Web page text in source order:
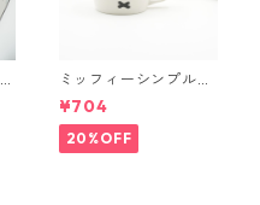
ミッフィーシンプルフ
ェイス マグ
¥704
20%OFF